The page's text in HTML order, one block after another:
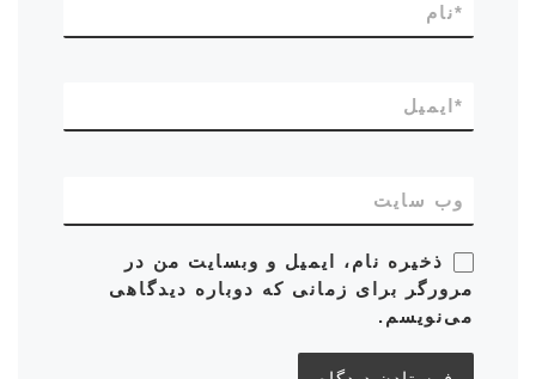
نام*
ایمیل *
وب‌ سایت
ذخیره نام، ایمیل و وبسایت من در
مرورگر برای زمانی که دوباره دیدگاهی
می‌نویسم.